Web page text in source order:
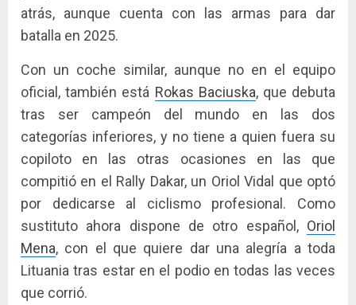
atrás, aunque cuenta con las armas para dar
batalla en 2025.
Con un coche similar, aunque no en el equipo
oficial, también está Rokas Baciuska, que debuta
tras ser campeón del mundo en las dos
categorías inferiores, y no tiene a quien fuera su
copiloto en las otras ocasiones en las que
compitió en el Rally Dakar, un Oriol Vidal que optó
por dedicarse al ciclismo profesional. Como
sustituto ahora dispone de otro español, Oriol
Mena, con el que quiere dar una alegría a toda
Lituania tras estar en el podio en todas las veces
que corrió.